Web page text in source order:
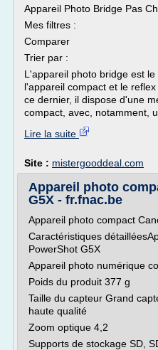
Appareil Photo Bridge Pas
Mes filtres :
Comparer
Trier par :
L'appareil photo bridge est
l'appareil compact et le
ce dernier, il dispose d'une
compact, avec, notamment,
Lire la suite
Site : mistergooddeal.com
Appareil photo
G5X - fr.fnac.be
Appareil photo compact
Caractéristiques
PowerShot G5X
Appareil photo numérique
Poids du produit 377 g
Taille du capteur Grand
haute qualité
Zoom optique 4,2
Supports de stockage SD,